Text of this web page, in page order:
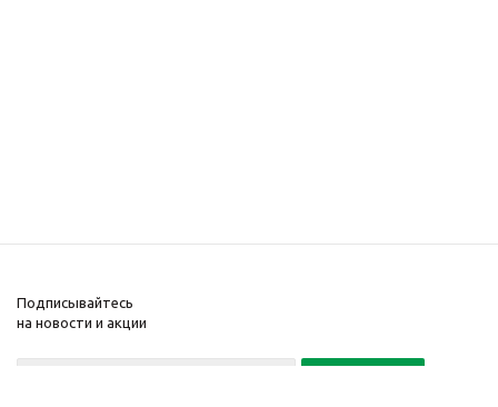
Подписывайтесь
на новости и акции